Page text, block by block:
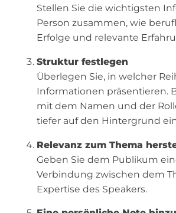
Stellen Sie die wichtigsten
Person zusammen, wie
Erfolge und relevante
Struktur festlegen
Überlegen Sie, in welcher
Informationen präsentieren.
mit dem Namen und der
tiefer auf den Hintergrund
Relevanz zum Thema
Geben Sie dem Publikum
Verbindung zwischen dem
Expertise des Speakers.